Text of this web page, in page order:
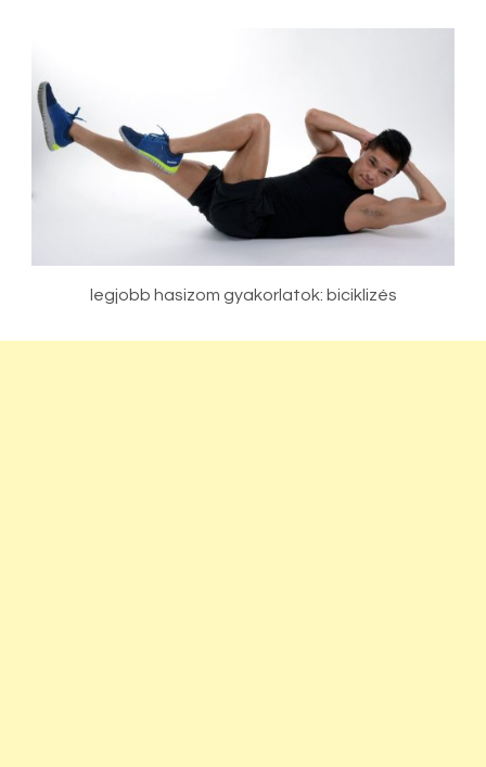
legjobb hasizom gyakorlatok: biciklizés